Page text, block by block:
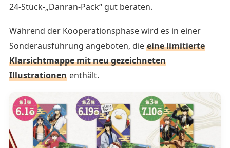
24-Stück-„Danran-Pack“ gut beraten.
Während der Kooperationsphase wird es in einer
Sonderausführung angeboten, die eine limitierte
Klarsichtmappe mit neu gezeichneten
Illustrationen enthält.